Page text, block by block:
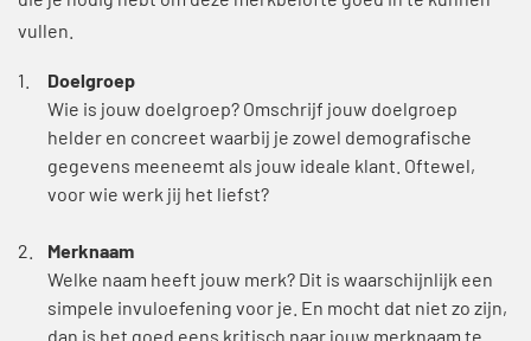
vullen.
Doelgroep
Wie is jouw doelgroep? Omschrijf jouw doelgroep
helder en concreet waarbij je zowel demografische
gegevens meeneemt als jouw ideale klant. Oftewel,
voor wie werk jij het liefst?
Merknaam
Welke naam heeft jouw merk? Dit is waarschijnlijk een
simpele invuloefening voor je. En mocht dat niet zo zijn,